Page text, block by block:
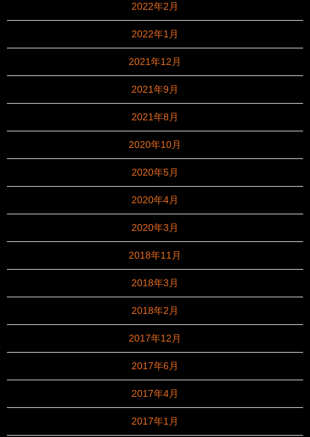
2022年2月
2022年1月
2021年12月
2021年9月
2021年8月
2020年10月
2020年5月
2020年4月
2020年3月
2018年11月
2018年3月
2018年2月
2017年12月
2017年6月
2017年4月
2017年1月